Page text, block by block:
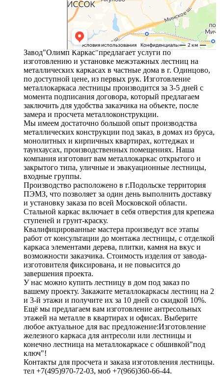
Завод"Олимп Каркас"предлагает услуги по
изготовлению и установке межэтажных лестниц на
металлических каркасах в частные дома в г. Одинцово,
по доступной цене, из первых рук. Изготовление
металлокаркаса лестницы производится за 3-5 дней с
момента подписания договора, который предлагаем
заключить для удобства заказчика на объекте, после
замера и просчета металлоконструкции.
Мы имеем достаточно большой опыт производства
металлических конструкции под заказ, в домах из бруса,
монолитных и кирпичных квартирах, коттеджах и
таунхаусах, производственных помещениях. Наша
компания изготовит вам металлокаркас открытого и
закрытого типа, уличные и эвакуационные лестницы,
входные группы.
Производство расположено в г.Подольске территория
ПЭМЗ, что позволяет за один день выполнить доставку
и установку заказа по всей Московской области.
Стальной каркас включает в себя отверстия для крепежа
ступеней и грунт-краску.
Квалифицированные мастера произведут все этапы
работ от консультации до монтажа лестницы, с отделкой
каркаса элементами дерева, плитки, камня на вкус и
возможности заказчика. Стоимость изделия от завода-
изготовителя фиксирована, и не повысится до
завершения проекта.
У нас можно купить лестницу в дом под заказ по
вашему проекту. Закажите металлокаркасы лестниц на 2
и 3-й этажи и получите их за 10 дней со скидкой 10%.
Ещё мы предлагаем вам изготовление антресольных
этажей на металле в квартирах и офисах. Выберите
любое актуальное для вас предложение:Изготовление
железного каркаса для антресоли или лестницы и
конечно лестница на металлокаркасе с обшивкой"под
ключ"!
Контакты для просчета и заказа изготовления лестницы.
тел +7(495)970-72-03, моб +7(966)360-66-44.